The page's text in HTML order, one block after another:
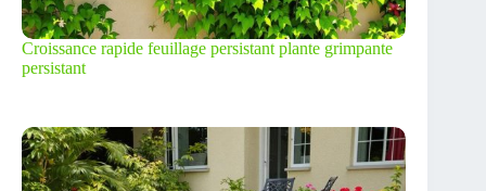
Croissance rapide feuillage persistant plante grimpante
persistant